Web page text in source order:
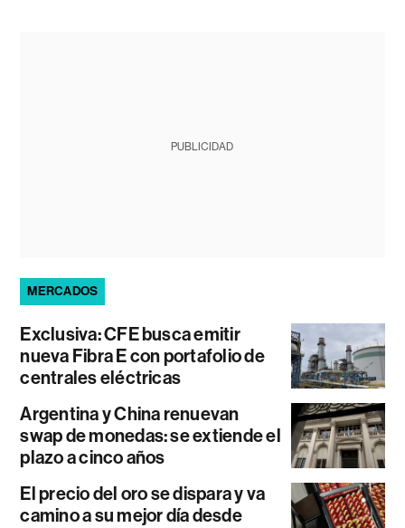
PUBLICIDAD
MERCADOS
Exclusiva: CFE busca emitir
nueva Fibra E con portafolio de
centrales eléctricas
Argentina y China renuevan
swap de monedas: se extiende el
plazo a cinco años
El precio del oro se dispara y va
camino a su mejor día desde